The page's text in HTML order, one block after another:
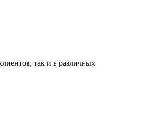
так и в различных